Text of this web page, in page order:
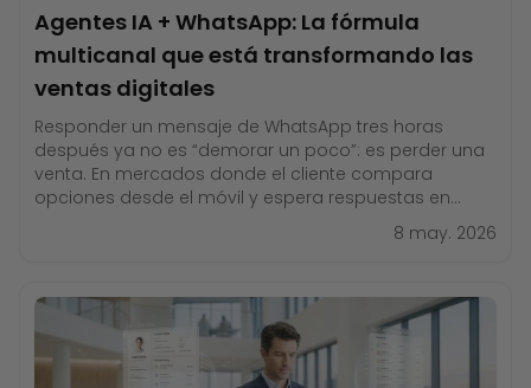
Agentes IA + WhatsApp: La fórmula
multicanal que está transformando las
ventas digitales
Responder un mensaje de WhatsApp tres horas
después ya no es “demorar un poco”: es perder una
venta. En mercados donde el cliente compara
opciones desde el móvil y espera respuestas en
minutos, la velocidad de reacción define quién cierra
el negocio y quién queda fuera. Aquí es donde los
8 may. 2026